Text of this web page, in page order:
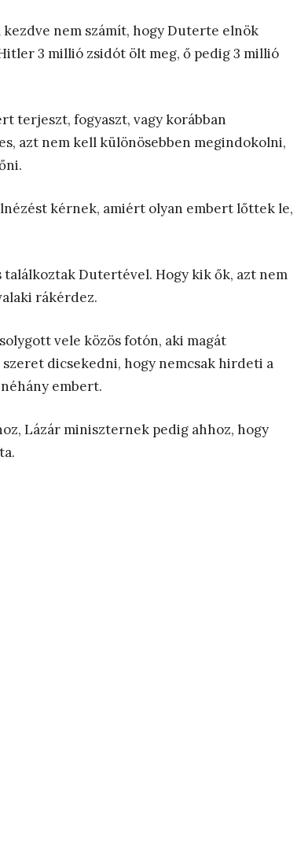
nem számít, hogy Duterte elnök
3 millió zsidót ölt meg, ő pedig 3 millió
terjeszt, fogyaszt, vagy korábban
azt nem kell különösebben megindokolni,
kérnek, amiért olyan embert lőttek le,
Dutertével. Hogy kik ők, azt nem
rákérdez.
vele közös fotón, aki magát
dicsekedni, hogy nemcsak hirdeti a
embert.
Lázár miniszternek pedig ahhoz, hogy